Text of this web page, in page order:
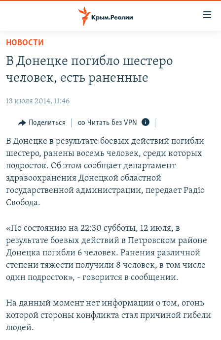
Вернуться
основному
содержанию
навигации
Вернутся
поиску
СПЕЦПРОЕКТЫ
КАРТА ВОЕННЫХ ОБЪЕКТОВ КРЫМА
11 ЛЕТ ОККУПАЦИИ КРЫМА. 11 ИСТОРИЙ СОПРОТИВЛЕНИЯ
ИСТОРИЯ
ЕЩЕ
ИНТЕРАКТИВ
ИНФОГРАФИКА
ТЕЛЕПРОЕКТ КРЫМ.РЕАЛИИ
СОВЕТЫ ПРАВОЗАЩИТНИКОВ
ПОБЕДИТЕЛЕЙ НЕ СУДЯТ?
КРЫМ.НЕПОКОРЕННЫЙ
ELIFBE
УКРАИНСКАЯ ПРОБЛЕМА КРЫМА
РАДІО СВОБОДА
КАК ОБОЙТИ БЛОКИРОВКУ
Українською
Qırımtatar
ПРИСОЕДИНЯЙТЕСЬ!
НОВОСТИ
В Донецке погибло шестеро
человек, есть раненные
13 июля 2014, 11:46
Поделиться Читать без VPN
В Донецке в результате боевых действий погибли
шестеро, ранены восемь человек, среди которых
подросток. Об этом сообщает департамент
здравоохранения Донецкой областной
государственной администрации, передает Радіо
Свобода.
«По состоянию на 22:30 субботы, 12 июля, в
результате боевых действий в Петровском районе
Донецка погибли 6 человек. Ранения различной
степени тяжести получили 8 человек, в том числе
один подросток», - говорится в сообщении.
На данный момент нет информации о том, огонь
которой стороны конфликта стал причиной гибели
людей.